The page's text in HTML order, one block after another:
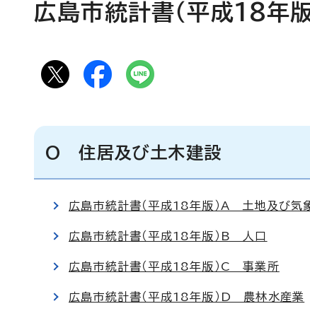
広島市統計書（平成18年
O 住居及び土木建設
広島市統計書（平成18年版）A 土地及び気
広島市統計書（平成18年版）B 人口
広島市統計書（平成18年版）C 事業所
広島市統計書（平成18年版）D 農林水産業